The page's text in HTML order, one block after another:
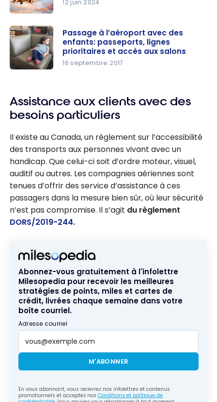
astuces
pour
voyager en
avion avec
12 juin 2024
avec des
enfants:
, lignes
prioritaires
et accès
aux salons
Passage à l’aéroport avec des
enfants: passeports, lignes
prioritaires et accès aux salons
16 septembre 2017
Assistance aux clients avec des
besoins particuliers
Il existe au Canada, un règlement sur l’accessibilité
des transports aux personnes vivant avec un
handicap. Que celui-ci soit d’ordre moteur, visuel,
auditif ou autres. Les compagnies aériennes sont
tenues d’offrir des service d’assistance à ces
passagers dans la mesure bien sûr, où leur sécurité
n’est pas compromise. Il s’agit du règlement
DORS/2019-244.
Abonnez-vous gratuitement à l'infolettre
Milesopedia pour recevoir les meilleures
stratégies de points, miles et cartes de
crédit, livrées chaque semaine dans votre
boîte courriel.
Adresse courriel
M'ABONNER
En vous abonnant, vous recevrez nos infolettres et contenus
promotionnels et acceptez nos Conditions et politique de